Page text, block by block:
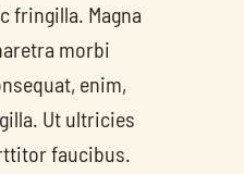
fringilla. Magna
morbi
enim,
Ut ultricies
faucibus.